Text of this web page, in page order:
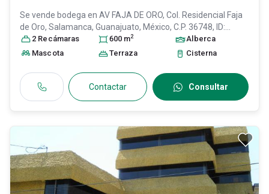
Se vende bodega en AV FAJA DE ORO, Col. Residencial Faja
de Oro, Salamanca, Guanajuato, México, C.P. 36748, ID:
31278092
2 Recámaras 600 m2
Alberca
Mascota
Terraza Cisterna
Contactar Consultar